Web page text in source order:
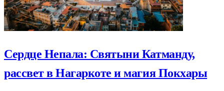
Сердце Непала: Святыни Катманду,
рассвет в Нагаркоте и магия Покхары